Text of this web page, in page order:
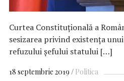
Curtea Constituţională a
sesizarea privind existenţa
refuzului şefului statului […]
18 septembrie 2019 Politica